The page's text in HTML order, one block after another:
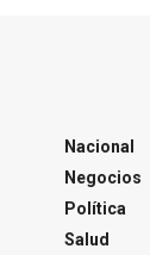
Nacional
Negocios
Política
Salud